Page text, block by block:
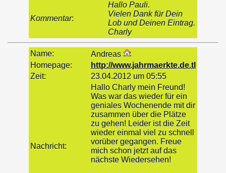
Kommentar:
Hallo Pauli.
Vielen Dank für Dein
Lob und Deinen Eintrag.
Charly
Name:
Andreas
Homepage:
http://www.jahrmaerkte.de.tl
Zeit:
23.04.2012 um 05:55
Nachricht:
Hallo Charly mein Freund!
Was war das wieder für ein
geniales Wochenende mit dir
zusammen über die Plätze
zu gehen! Leider ist die Zeit
wieder einmal viel zu schnell
vorüber gegangen. Freue
mich schon jetzt auf das
nächste Wiedersehen!